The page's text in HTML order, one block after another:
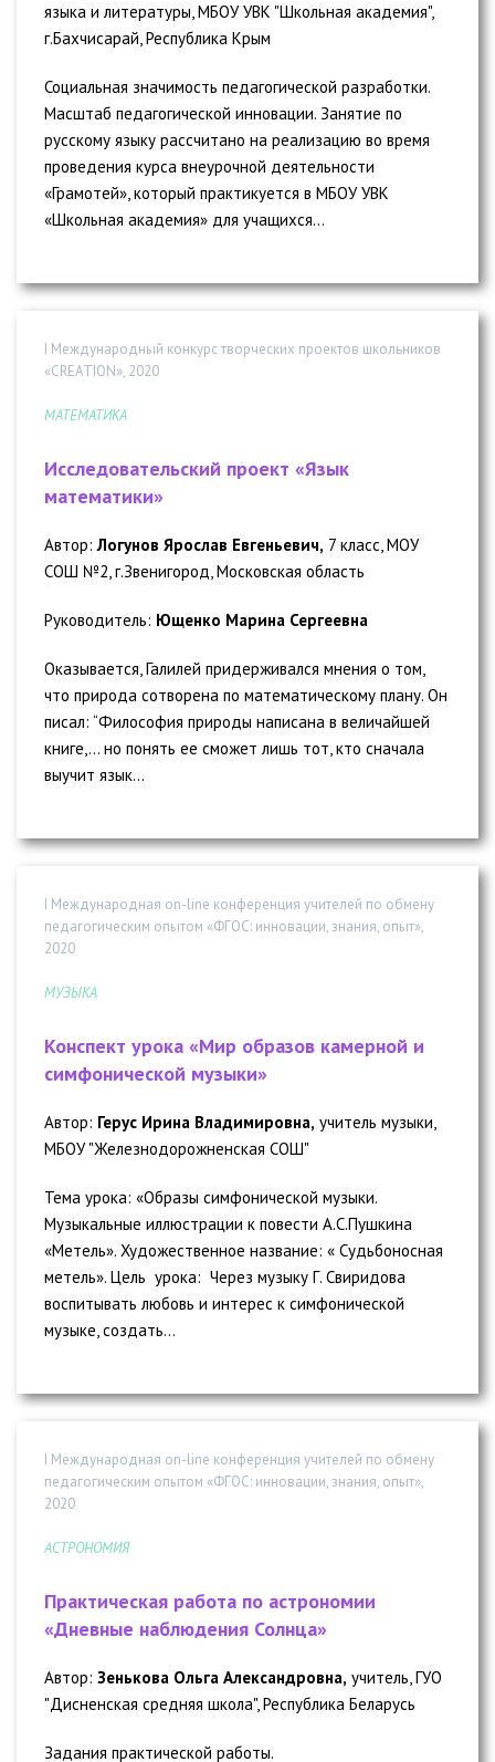
языка и литературы, МБОУ УВК "Школьная академия",
г.Бахчисарай, Республика Крым
Социальная значимость педагогической разработки.
Масштаб педагогической инновации. Занятие по
русскому языку рассчитано на реализацию во время
проведения курса внеурочной деятельности
«Грамотей», который практикуется в МБОУ УВК
«Школьная академия» для учащихся...
I Международный конкурс творческих проектов школьников
«CREATION», 2020
МАТЕМАТИКА
Исследовательский проект «Язык
математики»
Автор: Логунов Ярослав Евгеньевич, 7 класс, МОУ
СОШ №2, г.Звенигород, Московская область
Руководитель: Ющенко Марина Сергеевна
Оказывается, Галилей придерживался мнения о том,
что природа сотворена по математическому плану. Он
писал: “Философия природы написана в величайшей
книге,… но понять ее сможет лишь тот, кто сначала
выучит язык...
I Международная on-line конференция учителей по обмену
педагогическим опытом «ФГОС: инновации, знания, опыт»,
2020
МУЗЫКА
Конспект урока «Мир образов камерной и
симфонической музыки»
Автор: Герус Ирина Владимировна, учитель музыки,
МБОУ "Железнодорожненская СОШ"
Тема урока: «Образы симфонической музыки.
Музыкальные иллюстрации к повести А.С.Пушкина
«Метель». Художественное название: « Судьбоносная
метель». Цель урока: Через музыку Г. Свиридова
воспитывать любовь и интерес к симфонической
музыке, создать...
I Международная on-line конференция учителей по обмену
педагогическим опытом «ФГОС: инновации, знания, опыт»,
2020
АСТРОНОМИЯ
Практическая работа по астрономии
«Дневные наблюдения Солнца»
Автор: Зенькова Ольга Александровна, учитель, ГУО
"Дисненская средняя школа", Республика Беларусь
Задания практической работы.